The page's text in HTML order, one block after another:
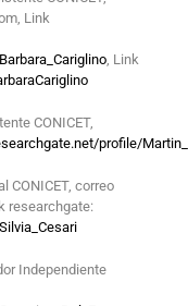
Link
Link
CONICET,
profile/
CONICET, correo
researchgate:
Independiente